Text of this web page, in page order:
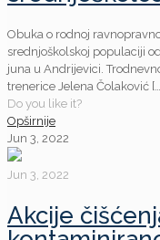
Obuka o rodnoj
srednjoškolskoj populaciji
juna u Andrijevici.
trenerice Jelena Čolaković
Do you like it?
Opširnije
Jun 3, 2022
Jun 3, 2022
Akcije